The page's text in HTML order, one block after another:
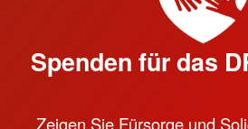
Spenden für das
Zeigen Sie Fürsorge und